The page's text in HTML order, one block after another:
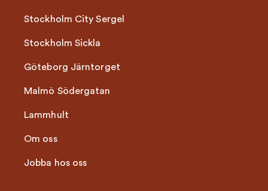
Stockholm City Sergel
Stockholm Sickla
Göteborg Järntorget
Malmö Södergatan
Lammhult
Om oss
Jobba hos oss